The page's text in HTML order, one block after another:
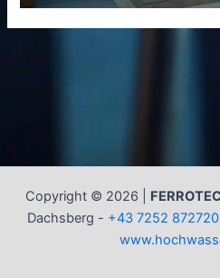
Copyright © 2026 |
Dachsberg - +43 7252 872720